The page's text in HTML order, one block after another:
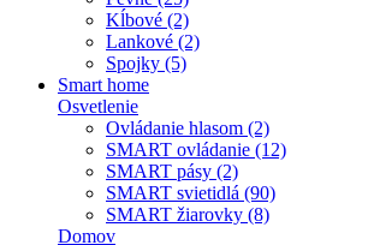
Kĺbové (2)
Lankové (2)
Spojky (5)
Smart home
Osvetlenie
Ovládanie hlasom (2)
SMART ovládanie (12)
SMART pásy (2)
SMART svietidlá (90)
SMART žiarovky (8)
Domov